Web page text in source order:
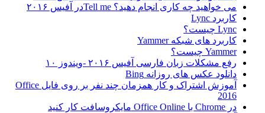
می خواهید چه کاری انجام دهید؟ Tell meدر آفیس ۲۰۱۶
کاربرد Lync
Lync چیست؟
کاربرد های شبکه Yammer
Yammer چیست؟
رفع مشکلات زبان فارسی آفیس ۲۰۱۶ -ویندوز ۱۰
دانلود عکس های روزانه Bing
آموزش اشتراک و کار همزمان چند نفر بر روی فایل Office
2016
در Chrome با Office Online مایکروسافت کار کنید